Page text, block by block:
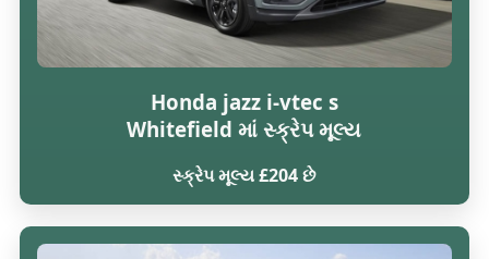
Honda jazz i-vtec s
Whitefield માં સ્ક્રેપ મૂલ્ય
સ્ક્રેપ મૂલ્ય £204 છે